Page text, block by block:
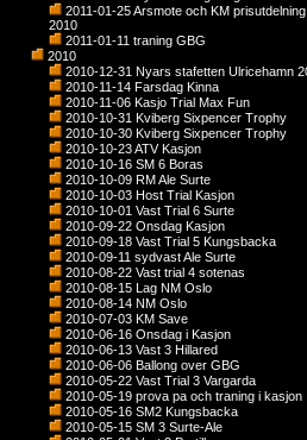
2011-01-25 Arsmote och KM
2010
2011-01-11 traning GBG
2010
2010-12-31 Nyars stafetten Ulricehamn
2010-11-14 Farsdag Kinna
2010-11-06 Kasjo Trial Max Fun
2010-10-31 Kviberg Sixpencer Trophy
2010-10-30 Kviberg Sixpencer Trophy
2010-10-23 ATV Kasjon
2010-10-16 SM 6 Boras
2010-10-09 RM Ale Surte
2010-10-03 Host Trial Kasjon
2010-10-01 Vast Trial 6 Surte
2010-09-22 Onsdag Kasjon
2010-09-18 Vast Trial 5 Kungsbacka
2010-09-11 sydvast Ale Surte
2010-08-22 Vast trial 4 sotenas
2010-08-15 Lag NM Oslo
2010-08-14 NM Oslo
2010-07-03 KM Save
2010-06-16 Onsdag i Kasjon
2010-06-13 Vast 3 Hillared
2010-06-06 Ballong over GBG
2010-05-22 Vast Trial 3 Vargarda
2010-05-19 prova pa och traning i kasjon
2010-05-16 SM2 Kungsbacka
2010-05-15 SM 3 Surte-Ale